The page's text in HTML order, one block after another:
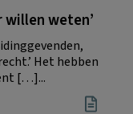
weten’
Het hebben
[…]...